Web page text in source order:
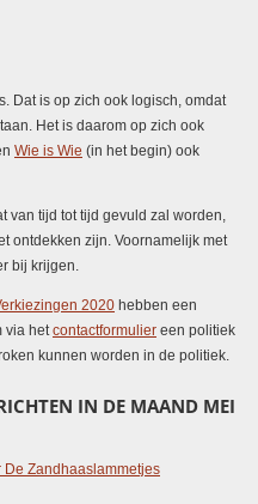
Dat is op zich ook logisch, omdat
Het is daarom op zich ook
Wie is Wie (in het begin) ook
van tijd tot tijd gevuld zal worden,
ontdekken zijn. Voornamelijk met
bij krijgen.
2020 hebben een
via het contactformulier een politiek
kunnen worden in de politiek.
IN DE MAAND MEI
Zandhaaslammetjes